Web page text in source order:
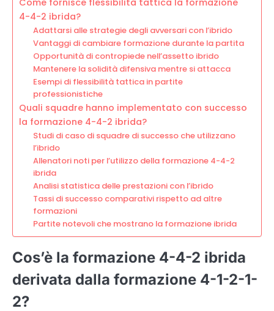
4-4-2 ibrida?
Adattarsi alle strategie degli avversari con l’ibrido
Vantaggi di cambiare formazione durante la partita
Opportunità di contropiede nell’assetto ibrido
Mantenere la solidità difensiva mentre si attacca
Esempi di flessibilità tattica in partite
professionistiche
Quali squadre hanno implementato con successo
la formazione 4-4-2 ibrida?
Studi di caso di squadre di successo che utilizzano
l’ibrido
Allenatori noti per l’utilizzo della formazione 4-4-2
ibrida
Analisi statistica delle prestazioni con l’ibrido
Tassi di successo comparativi rispetto ad altre
formazioni
Partite notevoli che mostrano la formazione ibrida
Cos’è la formazione 4-4-2 ibrida
derivata dalla formazione 4-1-2-1-
2?